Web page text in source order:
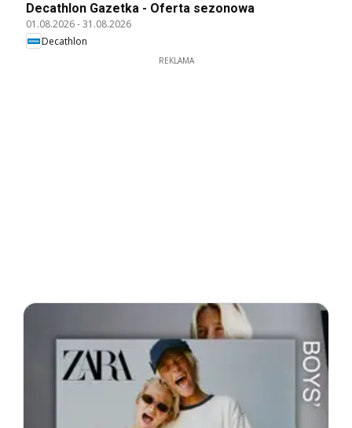
Decathlon Gazetka - Oferta sezonowa
01.08.2026-31.08.2026
Decathlon
REKLAMA